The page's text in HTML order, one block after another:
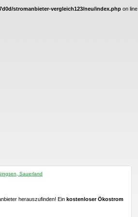
stromanbieter-vergleich123/neu/index.php on line
Sauerland
herauszufinden! Ein kostenloser Ökostrom